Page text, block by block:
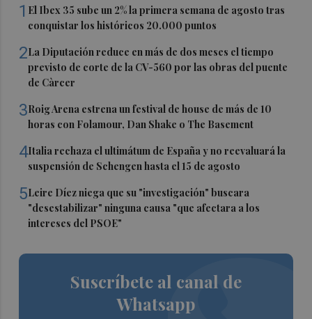
1 El Ibex 35 sube un 2% la primera semana de agosto tras
conquistar los históricos 20.000 puntos
2La Diputación reduce en más de dos meses el tiempo
previsto de corte de la CV-560 por las obras del puente
de Càrcer
3Roig Arena estrena un festival de house de más de 10
horas con Folamour, Dan Shake o The Basement
4Italia rechaza el ultimátum de España y no reevaluará la
suspensión de Schengen hasta el 15 de agosto
5Leire Díez niega que su "investigación" buscara
"desestabilizar" ninguna causa "que afectara a los
intereses del PSOE"
Suscríbete al canal de
Whatsapp